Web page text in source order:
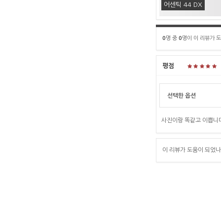
어센틱 44 DX
0명 중 0명이 이 리뷰가
평점
선택한 옵션
사진이랑 똑같고 이쁩
이 리뷰가 도움이 되었